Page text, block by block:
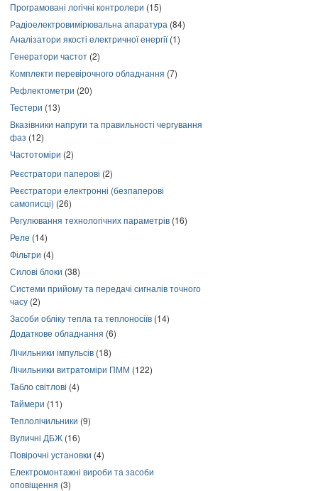
Програмовані логічні контролери (15)
Радіоелектровимірювальна апаратура (84)
Аналізатори якості електричної енергії(1)
Генератори частот (2)
Комплекти перевірочного обладнання (7)
Рефлектометри (20)
Тестери (13)
Вказівники напруги та правильності чергування
фаз (12)
Частотоміри (2)
Реєстратори паперові (2)
Реєстратори електронні (безпаперові
самописці) (26)
Регулювання технологічних параметрів (16)
Реле (14)
Фільтри (4)
Силові блоки (38)
Системи прийому та передачі сигналів точного
часу (2)
Засоби обліку тепла та теплоносіїв (14)
Додаткове обладнання (6)
Лічильники імпульсів (18)
Лічильники витратоміри ПММ (122)
Табло світлові (4)
Таймери (11)
Теплолічильники (9)
Вуличні ДБЖ (16)
Повірочні установки (4)
Електромонтажні вироби та засоби
оповіщення (3)